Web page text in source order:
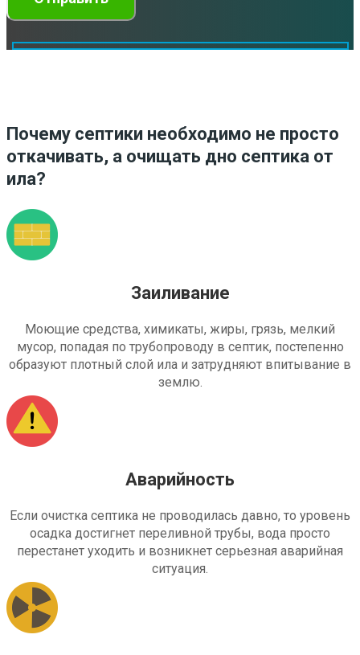
Почему септики необходимо не просто
откачивать, а очищать дно септика от
ила?
Заиливание
Моющие средства, химикаты, жиры, грязь, мелкий
мусор, попадая по трубопроводу в септик, постепенно
образуют плотный слой ила и затрудняют впитывание в
землю.
Аварийность
Если очистка септика не проводилась давно, то уровень
осадка достигнет переливной трубы, вода просто
перестанет уходить и возникнет серьезная аварийная
ситуация.